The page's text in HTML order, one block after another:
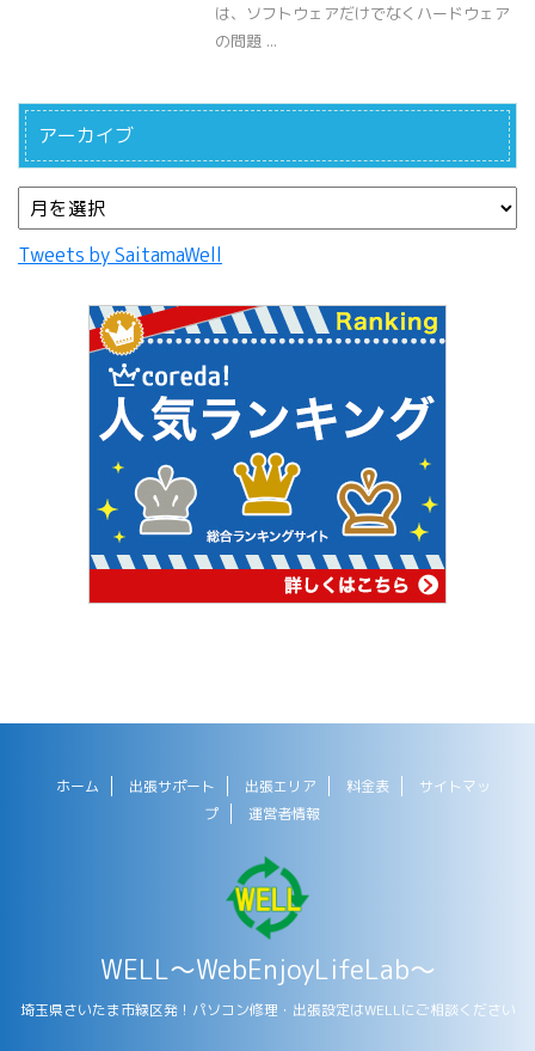
は、ソフトウェアだけでなくハードウェア
の問題 ...
アーカイブ
Tweets by SaitamaWell
ホーム 出張サポート 出張エリア 料金表
サイトマッ
プ
運営者情報
WELL～WebEnjoyLifeLab～
埼玉県さいたま市緑区発！パソコン修理・出張設定はWELLにご相談ください